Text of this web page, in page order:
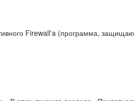
Firewall'a (программа,